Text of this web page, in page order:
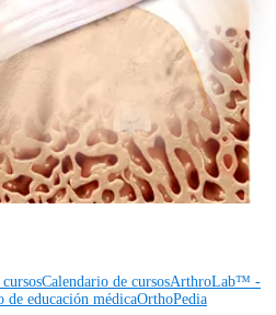
Pie y
cardiotorácicaColumna vertebral
Pie y tobilloCadera Ortobiológicos
Imagen y resección
Calendario de cursosArthroLab™ -
de educación médicaOrthoPedia